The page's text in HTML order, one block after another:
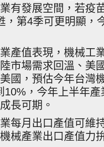
有發展空間，若疫
，第4季可更明顯，
產值表現，機械工
市場需求回溫、美
國，預估今年台灣
10%，今年上半年
長可期。
每月出口產值可維
械產業出口產值力